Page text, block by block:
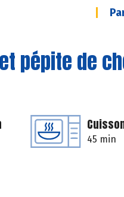
pépite de
45 min